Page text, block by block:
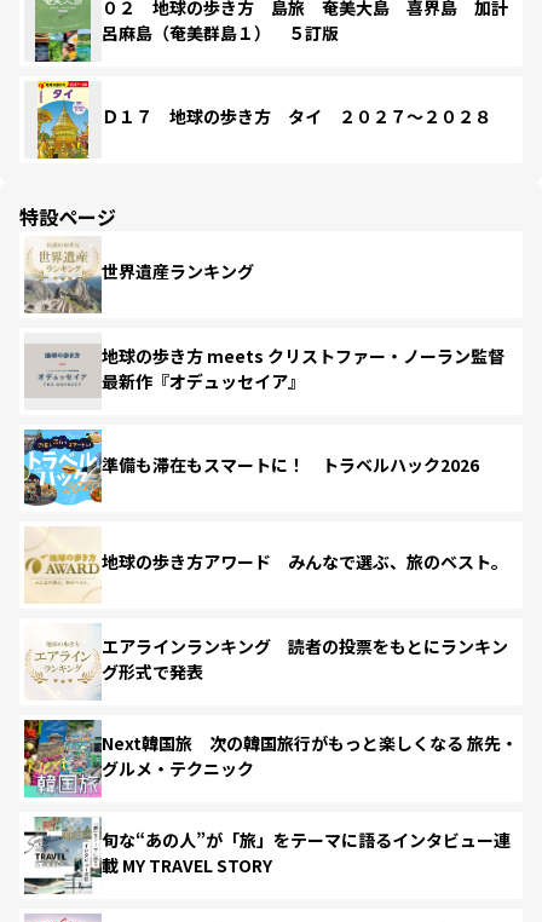
０２ 地球の歩き方 島旅 奄美大島 喜界島 加計
呂麻島（奄美群島１） ５訂版
Ｄ１７ 地球の歩き方 タイ ２０２７～２０２８
特設ページ
世界遺産ランキング
地球の歩き方 meets クリストファー・ノーラン監督
最新作『オデュッセイア』
準備も滞在もスマートに！ トラベルハック2026
地球の歩き方アワード みんなで選ぶ、旅のベスト。
エアラインランキング 読者の投票をもとにランキン
グ形式で発表
Next韓国旅 次の韓国旅行がもっと楽しくなる 旅先・
グルメ・テクニック
旬な“あの人”が「旅」をテーマに語るインタビュー連
載 MY TRAVEL STORY